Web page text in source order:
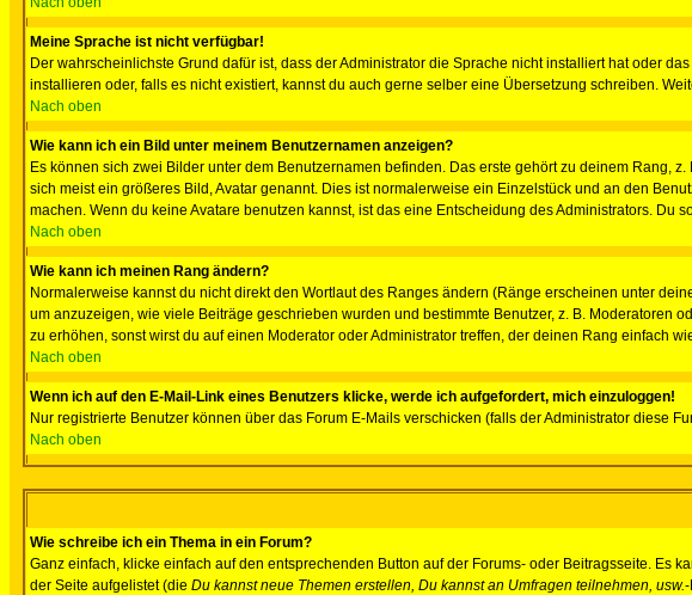
Meine Sprache ist nicht verfügbar!
Der wahrscheinlichste Grund dafür ist, dass der Administrator die Sprache nicht installiert hat oder
installieren oder, falls es nicht existiert, kannst du auch gerne selber eine Übersetzung schreiben.
Nach oben
Wie kann ich ein Bild unter meinem Benutzernamen anzeigen?
Es können sich zwei Bilder unter dem Benutzernamen befinden. Das erste gehört zu deinem Rang,
sich meist ein größeres Bild, Avatar genannt. Dies ist normalerweise ein Einzelstück und an den
machen. Wenn du keine Avatare benutzen kannst, ist das eine Entscheidung des Administrators. Du
Nach oben
Wie kann ich meinen Rang ändern?
Normalerweise kannst du nicht direkt den Wortlaut des Ranges ändern (Ränge erscheinen unter
um anzuzeigen, wie viele Beiträge geschrieben wurden und bestimmte Benutzer, z. B. Moderatoren
zu erhöhen, sonst wirst du auf einen Moderator oder Administrator treffen, der deinen Rang einfach
Nach oben
Wenn ich auf den E-Mail-Link eines Benutzers klicke, werde ich aufgefordert, mich einzuloggen!
Nur registrierte Benutzer können über das Forum E-Mails verschicken (falls der Administrator diese
Nach oben
Wie schreibe ich ein Thema in ein Forum?
Ganz einfach, klicke einfach auf den entsprechenden Button auf der Forums- oder Beitragsseite. Es
der Seite aufgelistet (die Du kannst neue Themen erstellen, Du kannst an Umfragen teilnehmen, usw.-